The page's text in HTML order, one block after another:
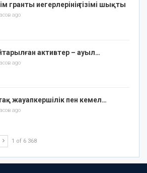
гранты иегерлерінің тізімі шықты
ago
активтер – ауыл…
ago
жауапкершілік пен кемел…
ago
1 of 6 368